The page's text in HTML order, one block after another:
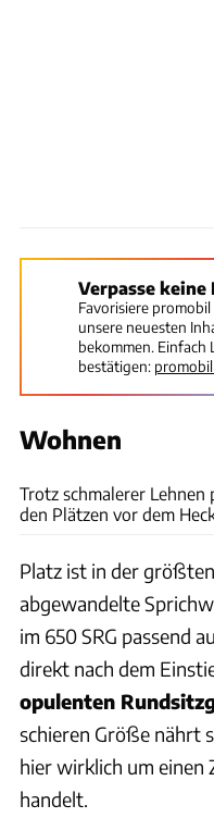
Verpasse keine
Favorisiere
unsere neuesten
bekommen.
bestätigen:
Wohnen
Trotz schmalerer
den Plätzen vor dem
Platz ist in der
abgewandelte
im 650 SRG passend
direkt nach dem
opulenten
schieren Größe nährt
hier wirklich um
handelt.